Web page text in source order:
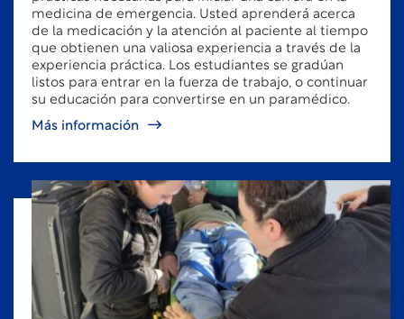
medicina de emergencia. Usted aprenderá acerca
de la medicación y la atención al paciente al tiempo
que obtienen una valiosa experiencia a través de la
experiencia práctica. Los estudiantes se gradúan
listos para entrar en la fuerza de trabajo, o continuar
su educación para convertirse en un paramédico.
Más información